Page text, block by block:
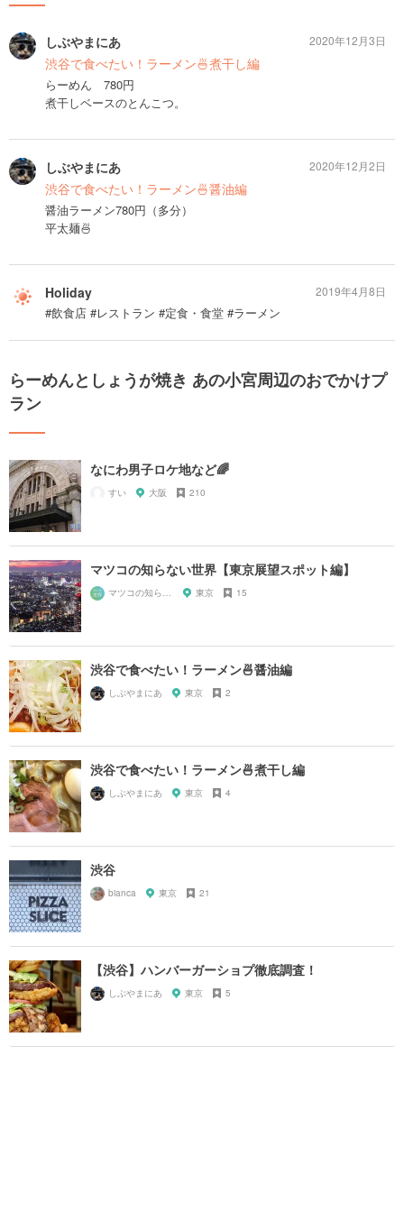
しぶやまにあ
渋谷で食べたい！ラーメン🍜煮干し編
らーめん 780円
煮干しベースのとんこつ。
2020年12月3日
しぶやまにあ
渋谷で食べたい！ラーメン🍜醤油編
醤油ラーメン780円（多分）
平太麺🍜
2020年12月2日
Holiday
#飲食店 #レストラン #定食・食堂 #ラーメン
2019年4月8日
らーめんとしょうが焼き あの小宮周辺のおでかけプ
ラン
なにわ男子ロケ地など🌈
すい 大阪 210
マツコの知らない世界【東京展望スポット編】
東京 15
渋谷で食べたい！ラーメン🍜醤油編
しぶやまにあ 東京 2
渋谷で食べたい！ラーメン🍜煮干し編
しぶやまにあ 東京 4
渋谷
bianca 東京 21
【渋谷】ハンバーガーショプ徹底調査！
しぶやまにあ 東京 5